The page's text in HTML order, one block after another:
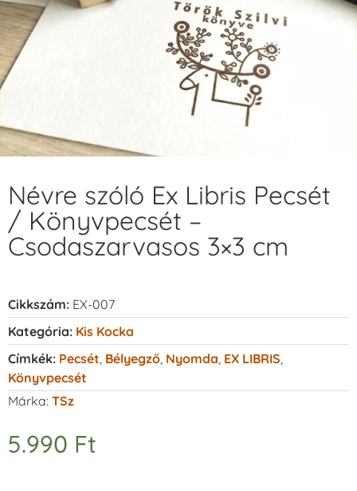
Névre szóló Ex Libris Pecsét
/ Könyvpecsét –
Csodaszarvasos 3×3 cm
Cikkszám: EX-007
Kategória: Kis Kocka
Címkék: Pecsét Bélyegző Nyomda EX LIBRIS
Könyvpecsét
Márka: TSz
5.990 Ft